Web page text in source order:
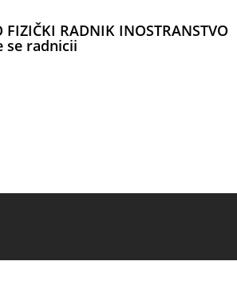
FIZIČKI RADNIK INOSTRANSTVO
se radnicii